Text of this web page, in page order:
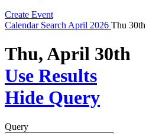
Create Event
Calendar Search April 2026 Thu 30th
Thu, April 30th
Use Results
Hide Query
Query